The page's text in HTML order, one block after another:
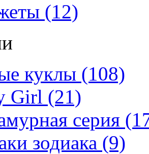
(12)
куклы (108)
Girl (21)
серия
зодиака (9)